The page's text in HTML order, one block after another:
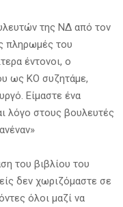
της ΝΔ από τον
πληρωμές του
έντονοι, ο
ως ΚΟ συζητάμε,
Είμαστε ένα
λόγο στους βουλευτές
του βιβλίου του
δεν χωριζόμαστε σε
όλοι μαζί να